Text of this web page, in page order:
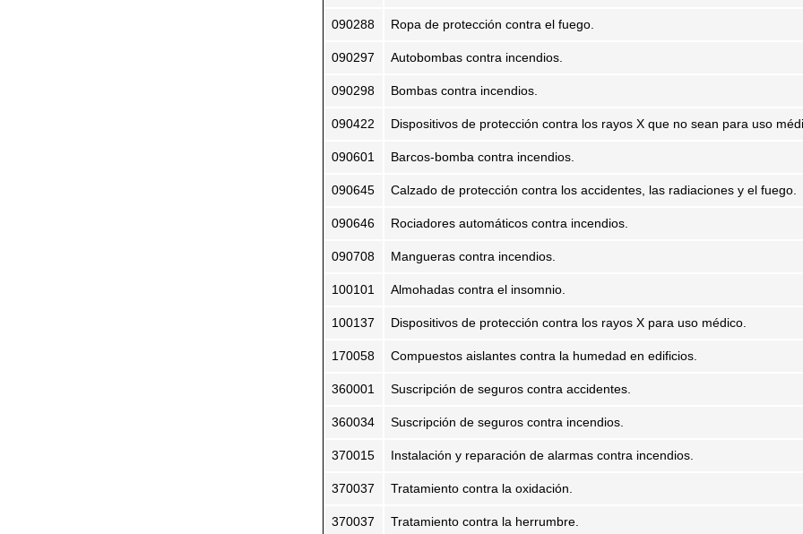
090288 Ropa de protección contra el fuego.
090297 Autobombas contra incendios.
090298 Bombas contra incendios.
090422 Dispositivos de protección contra los rayos X que no sean para uso
090601 Barcos-bomba contra incendios.
090645 Calzado de protección contra los accidentes, las radiaciones y el fuego.
090646 Rociadores automáticos contra incendios.
090708 Mangueras contra incendios.
100101 Almohadas contra el insomnio.
100137 Dispositivos de protección contra los rayos X para uso médico.
170058 Compuestos aislantes contra la humedad en edificios.
360001 Suscripción de seguros contra accidentes.
360034 Suscripción de seguros contra incendios.
370015 Instalación y reparación de alarmas contra incendios.
370037 Tratamiento contra la oxidación.
370037 Tratamiento contra la herrumbre.